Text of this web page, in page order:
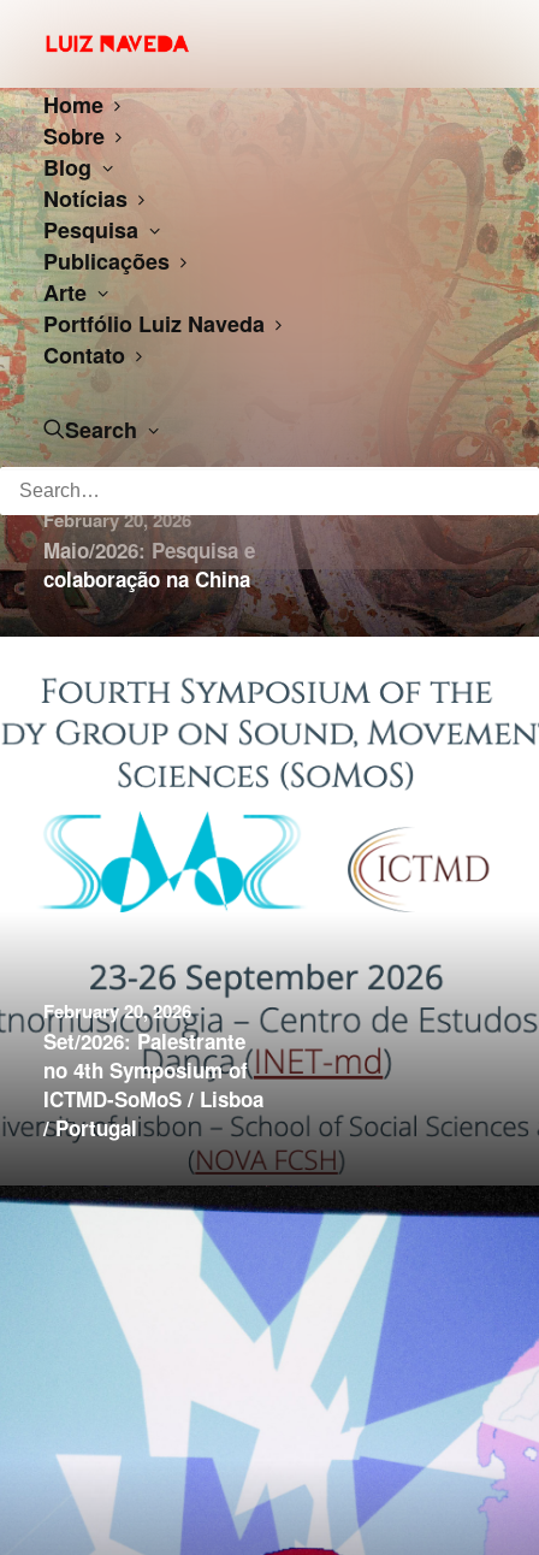
Home
Sobre
Blog
Notícias
Pesquisa
Publicações
Arte
Portfólio Luiz Naveda
Contato
Search
February 20, 2026
Maio/2026: Pesquisa e
colaboração na China
February 20, 2026
Set/2026: Palestrante
no 4th Symposium of
ICTMD-SoMoS / Lisboa
/ Portugal